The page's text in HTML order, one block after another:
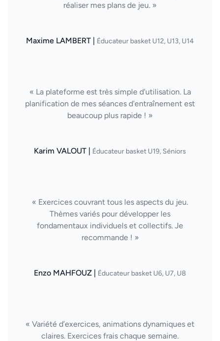
réaliser mes plans de jeu. »
Maxime LAMBERT | Éducateur basket U12, U13, U14
« La plateforme est très simple d'utilisation. La
planification de mes séances d'entraînement est
beaucoup plus rapide ! »
Karim VALOUT | Éducateur basket U19, Séniors
« Exercices couvrant tous les aspects du jeu.
Thèmes variés pour développer les
fondamentaux individuels et collectifs. Je
recommande ! »
Enzo MAHFOUZ | Éducateur basket U6, U7, U8
« Variété d’exercices, animations dynamiques et
claires. Exercices frais chaque semaine.